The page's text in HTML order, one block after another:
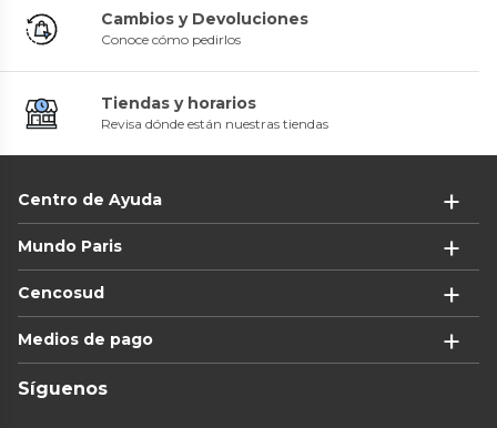
Cambios y Devoluciones
Conoce cómo pedirlos
Tiendas y horarios
Revisa dónde están nuestras tiendas
Centro de Ayuda
Mundo Paris
Cencosud
Medios de pago
Síguenos